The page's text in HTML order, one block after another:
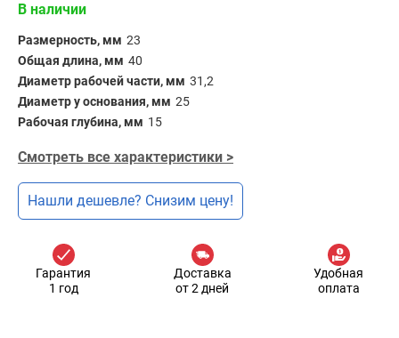
В наличии
Размерность, мм 23
Общая длина, мм 40
Диаметр рабочей части, мм 31,2
Диаметр у основания, мм 25
Рабочая глубина, мм 15
Смотреть все характеристики >
Нашли дешевле? Снизим цену!
Гарантия
1 год
Доставка
от 2 дней
Удобная
оплата